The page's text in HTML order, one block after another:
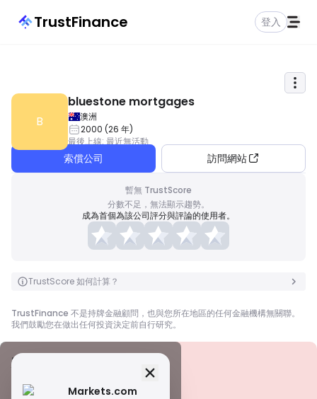
TrustFinance 登入
B
bluestone mortgages
澳洲
2000 (26 年)
最後上線: 最近無活動
索償公司 訪問網站
暫無 TrustScore
分數不足，無法顯示趨勢。
成為首個為該公司評分與評論的使用者。
TrustScore 如何計算？
TrustFinance 不是持牌金融顧問，也與您所在地區的任何金融機構無關聯。
我們鼓勵您在做出任何投資決定前自行研究。
Markets.com
安全資訊